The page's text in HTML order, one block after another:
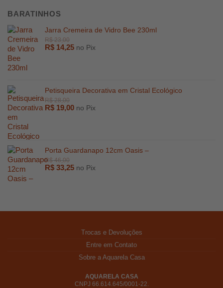
BARATINHOS
Jarra Cremeira de Vidro Bee 230ml
R$ 14,25 no Pix
Petisqueira Decorativa em Cristal Ecológico
R$ 19,00 no Pix
Porta Guardanapo 12cm Oasis –
R$ 33,25 no Pix
Trocas e Devoluções
Entre em Contato
Sobre a Aquarela Casa
AQUARELA CASA
CNPJ 66.614.645/0001-22.